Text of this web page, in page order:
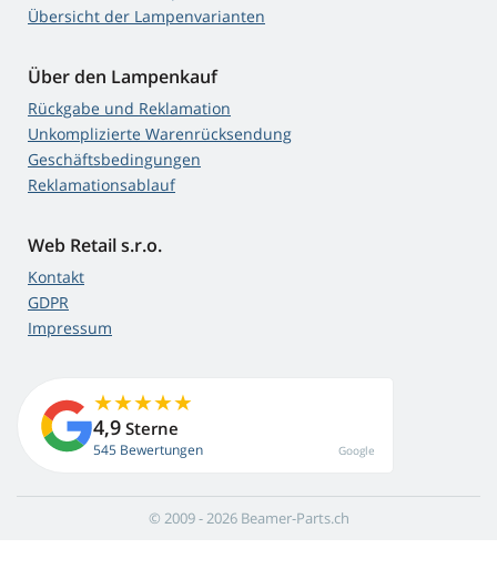
Übersicht der Lampenvarianten
Über den Lampenkauf
Rückgabe und Reklamation
Unkomplizierte Warenrücksendung
Geschäftsbedingungen
Reklamationsablauf
Web Retail s.r.o.
Kontakt
GDPR
Impressum
4,9 Sterne
545 Bewertungen Google
© 2009 - 2026 Beamer-Parts.ch